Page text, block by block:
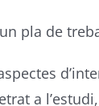
pla de
a